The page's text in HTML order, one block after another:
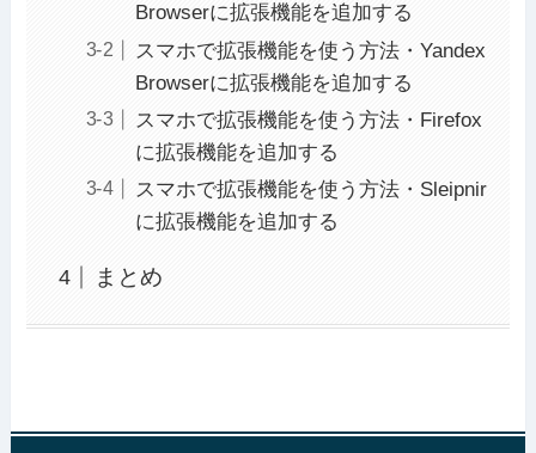
Browserに拡張機能を追加する
スマホで拡張機能を使う方法・Yandex
Browserに拡張機能を追加する
スマホで拡張機能を使う方法・Firefox
に拡張機能を追加する
スマホで拡張機能を使う方法・Sleipnir
に拡張機能を追加する
まとめ